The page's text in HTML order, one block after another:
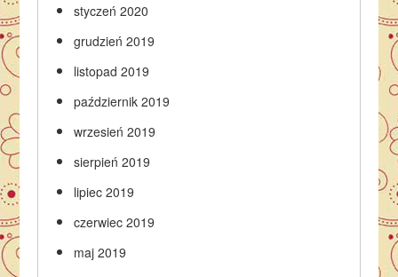
styczeń 2020
grudzień 2019
listopad 2019
październik 2019
wrzesień 2019
sierpień 2019
lipiec 2019
czerwiec 2019
maj 2019